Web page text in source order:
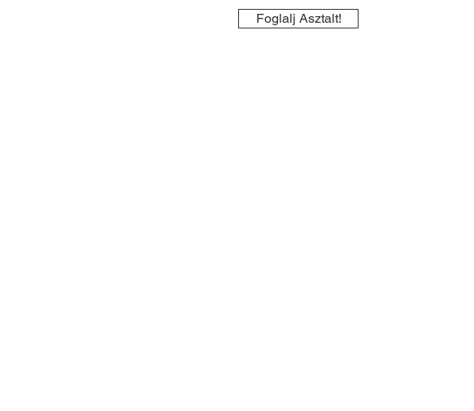
Foglalj Asztalt!